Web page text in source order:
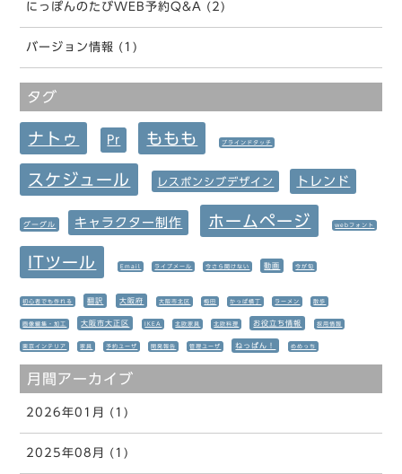
にっぽんのたびWEB予約Q&A (2)
バージョン情報 (1)
タグ
ナトゥ Pr ももも ブラインドタッチ
スケジュール レスポンシブデザイン トレンド
グーグル キャラクター制作 ホームページ webフォント
ITツール Email ライブメール 今さら聞けない 動画 今が旬
初心者でも作れる 翻訳 大阪府 大阪市北区 梅田 かっぱ横丁 ラーメン 散歩
画像編集・加工 大阪市大正区 IKEA 北欧家具 北欧料理 お役立ち情報 採用情報
東京インテリア 家具 予約ユーザ 開発報告 管理ユーザ ねっぱん！ めめっち
月間アーカイブ
2026年01月 (1)
2025年08月 (1)